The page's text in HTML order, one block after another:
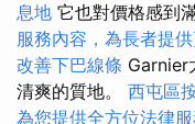
息地 它也對價格感到
服務內容，為長者提
改善下巴線條 Garnier
清爽的質地。 西屯區
為您提供全方位法律